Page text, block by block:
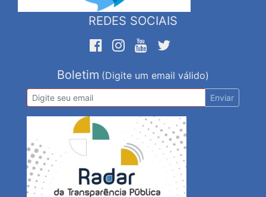
REDES SOCIAIS
Boletim (Digite um email válido)
Enviar